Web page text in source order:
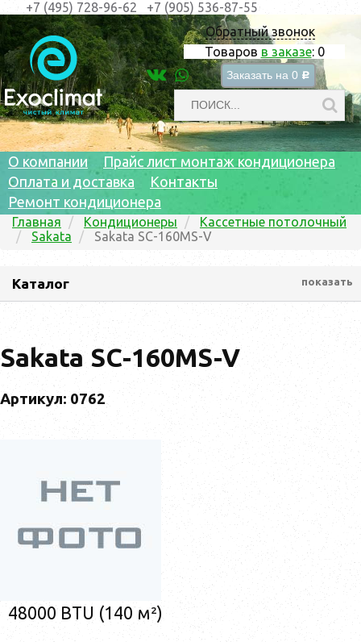
Обратный звонок
Товаров в заказе: 0
Заказать на 0 c
+7 (495) 728-96-62 +7 (905) 536-87-55
О компании
Прайс лист монтаж кондиционера
Оплата и доставка
Контакты
Ремонт кондиционера
Главная Кондиционеры
Кассетные потолочный
Sakata
Sakata SC-160MS-V
Каталог показать
Sakata SC-160MS-V
Артикул: 0762
48000 BTU (140 м²)